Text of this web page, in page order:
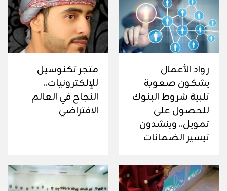
رواد الأعمال
يشكون صعوبة
تلبية شروط البنوك
للحصول على
تمويل.. وينشدون
تيسير الضمانات
متجر تكنوسيل
للإلكترونيات..
النجاح في العالم
الافتراضي